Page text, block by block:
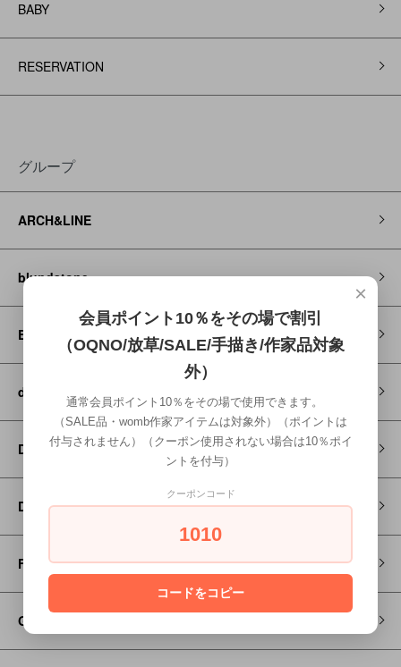
BABY
RESERVATION
グループ
ARCH&LINE
blundstone
Brocante / DMG
decorate
DENIM DUNGAREE
Dr MARTENS
FITH
Go to Hollywood
×
会員ポイント10％をその場で割引
（OQNO/放草/SALE/手描き/作家品対象
外）
通常会員ポイント10％をその場で使用できます。
（SALE品・womb作家アイテムは対象外）（ポイントは
付与されません）（クーポン使用されない場合は10％ポイ
ントを付与）
クーポンコード
1010
コードをコピー